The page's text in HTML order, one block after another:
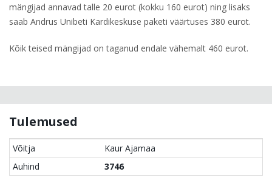
mängijad annavad talle 20 eurot (kokku 160 eurot) ning lisaks
saab Andrus Unibeti Kardikeskuse paketi väärtuses 380 eurot.
Kõik teised mängijad on taganud endale vähemalt 460 eurot.
Tulemused
Võitja
Kaur Ajamaa
Auhind
3746